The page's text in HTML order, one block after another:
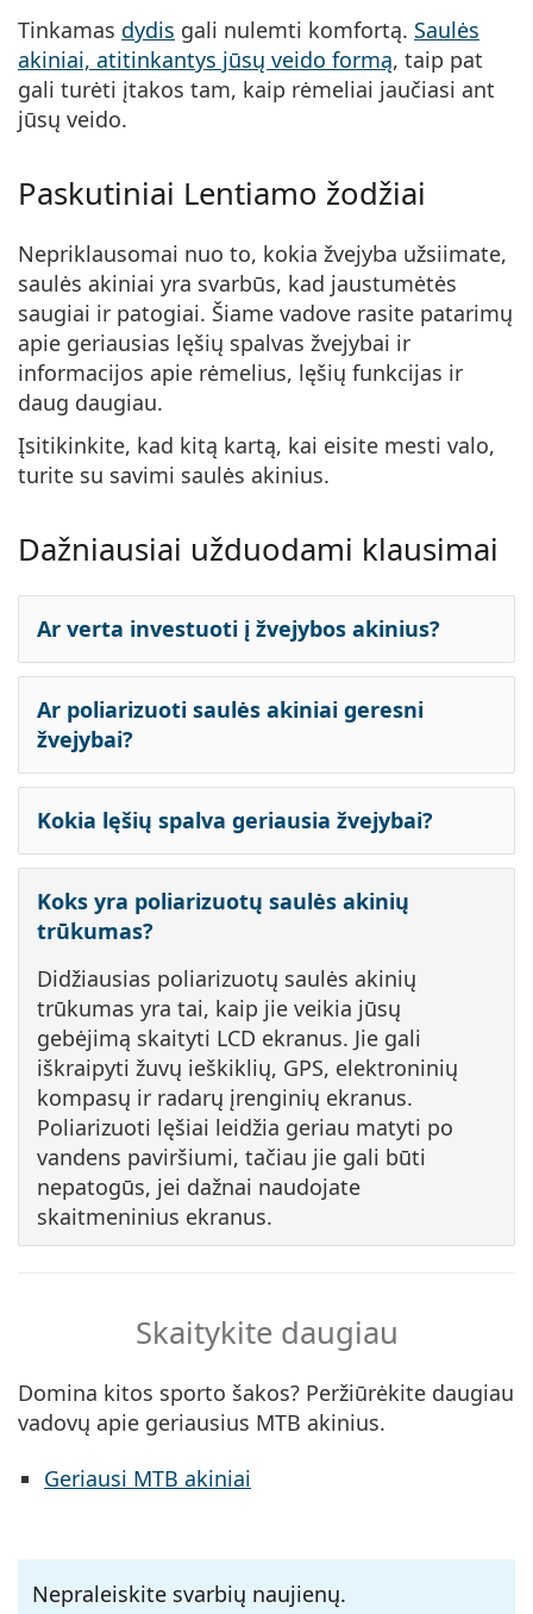
Tinkamas dydis gali nulemti komfortą. Saulės
akiniai, atitinkantys jūsų veido formą, taip pat
gali turėti įtakos tam, kaip rėmeliai jaučiasi ant
jūsų veido.
Paskutiniai Lentiamo žodžiai
Nepriklausomai nuo to, kokia žvejyba užsiimate,
saulės akiniai yra svarbūs, kad jaustumėtės
saugiai ir patogiai. Šiame vadove rasite patarimų
apie geriausias lęšių spalvas žvejybai ir
informacijos apie rėmelius, lęšių funkcijas ir
daug daugiau.
Įsitikinkite, kad kitą kartą, kai eisite mesti valo,
turite su savimi saulės akinius.
Dažniausiai užduodami klausimai
Ar verta investuoti į žvejybos akinius?
Ar poliarizuoti saulės akiniai geresni
žvejybai?
Kokia lęšių spalva geriausia žvejybai?
Koks yra poliarizuotų saulės akinių
trūkumas?
Didžiausias poliarizuotų saulės akinių
trūkumas yra tai, kaip jie veikia jūsų
gebėjimą skaityti LCD ekranus. Jie gali
iškraipyti žuvų ieškiklių, GPS, elektroninių
kompasų ir radarų įrenginių ekranus.
Poliarizuoti lęšiai leidžia geriau matyti po
vandens paviršiumi, tačiau jie gali būti
nepatogūs, jei dažnai naudojate
skaitmeninius ekranus.
Skaitykite daugiau
Domina kitos sporto šakos? Peržiūrėkite daugiau
vadovų apie geriausius MTB akinius.
Geriausi MTB akiniai
Nepraleiskite svarbių naujienų.